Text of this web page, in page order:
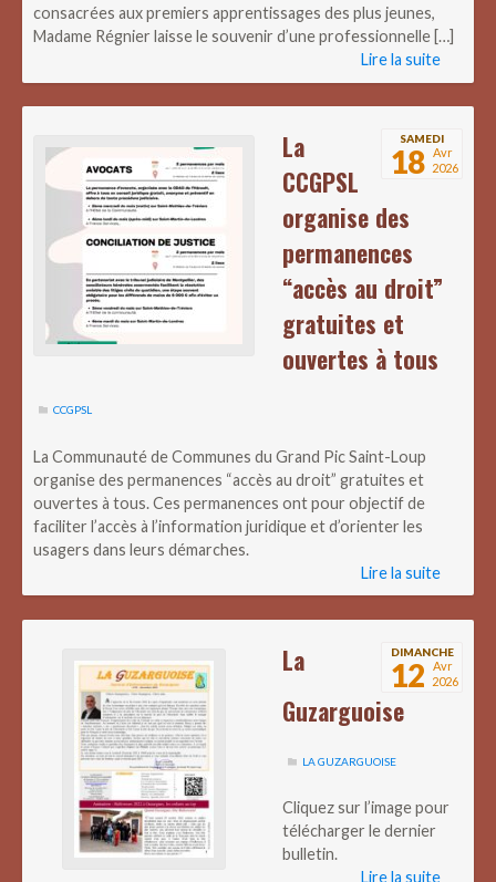
consacrées aux premiers apprentissages des plus jeunes,
Madame Régnier laisse le souvenir d’une professionnelle […]
Lire la suite
SAMEDI
18 Avr
2026
La
CCGPSL
organise des
permanences
“accès au droit”
gratuites et
ouvertes à tous
CCGPSL
La Communauté de Communes du Grand Pic Saint-Loup
organise des permanences “accès au droit” gratuites et
ouvertes à tous. Ces permanences ont pour objectif de
faciliter l’accès à l’information juridique et d’orienter les
usagers dans leurs démarches.
Lire la suite
DIMANCHE
12
Avr
2026
La
Guzarguoise
LA GUZARGUOISE
Cliquez sur l’image pour
télécharger le dernier
bulletin.
Lire la suite